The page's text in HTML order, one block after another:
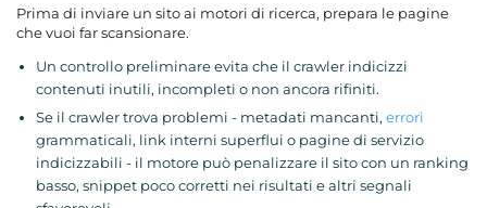
Prima di inviare un sito ai motori di ricerca, prepara le pagine
che vuoi far scansionare.
Un controllo preliminare evita che il crawler indicizzi
contenuti inutili, incompleti o non ancora rifiniti.
Se il crawler trova problemi - metadati mancanti, errori
grammaticali, link interni superflui o pagine di servizio
indicizzabili - il motore può penalizzare il sito con un ranking
basso, snippet poco corretti nei risultati e altri segnali